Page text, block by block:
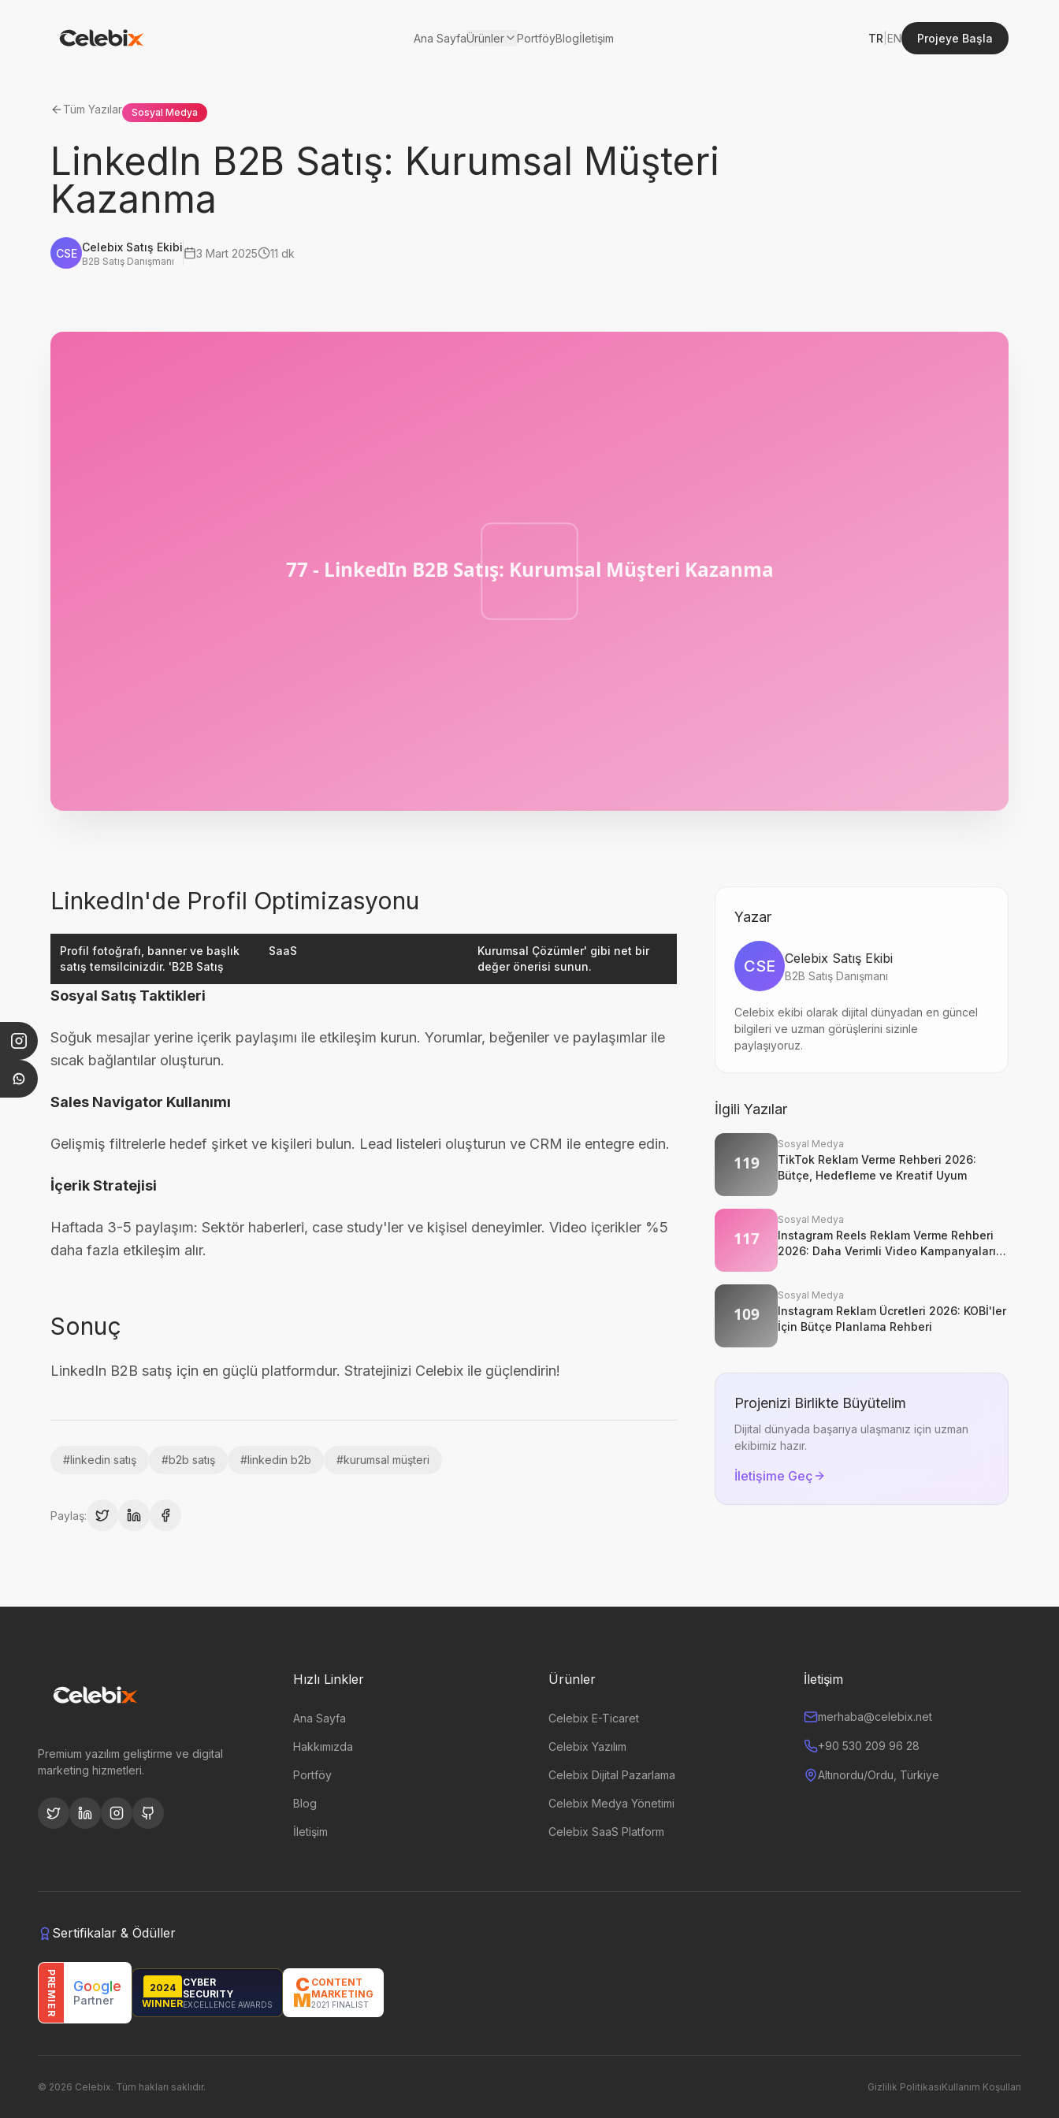
Ana SayfaÜrünler PortföyBlogİletişim TR EN Projeye Başla
Tüm Yazılar Sosyal Medya
LinkedIn B2B Satış: Kurumsal Müşteri
Kazanma
CSE Celebix Satış Ekibi
B2B Satış Danışmanı
3 Mart 2025 11 dk
LinkedIn'de Profil Optimizasyonu
Profil fotoğrafı, banner ve başlık
satış temsilcinizdir. 'B2B Satış
SaaS
Kurumsal Çözümler' gibi net bir
değer önerisi sunun.
Sosyal Satış Taktikleri
Soğuk mesajlar yerine içerik paylaşımı ile etkileşim kurun. Yorumlar, beğeniler ve paylaşımlar ile
sıcak bağlantılar oluşturun.
Sales Navigator Kullanımı
Gelişmiş filtrelerle hedef şirket ve kişileri bulun. Lead listeleri oluşturun ve CRM ile entegre edin.
İçerik Stratejisi
Haftada 3-5 paylaşım: Sektör haberleri, case study'ler ve kişisel deneyimler. Video içerikler %5
daha fazla etkileşim alır.
Sonuç
LinkedIn B2B satış için en güçlü platformdur. Stratejinizi Celebix ile güçlendirin!
#linkedin satış #b2b satış #linkedin b2b #kurumsal müşteri
Paylaş:
Yazar
CSE Celebix Satış Ekibi
B2B Satış Danışmanı
Celebix ekibi olarak dijital dünyadan en güncel
bilgileri ve uzman görüşlerini sizinle
paylaşıyoruz.
İlgili Yazılar
Sosyal Medya
TikTok Reklam Verme Rehberi 2026:
Bütçe, Hedefleme ve Kreatif Uyum
Sosyal Medya
Instagram Reels Reklam Verme Rehberi
2026: Daha Verimli Video Kampanyaları
Nasıl Kurulur?
Sosyal Medya
Instagram Reklam Ücretleri 2026: KOBİ'ler
İçin Bütçe Planlama Rehberi
Projenizi Birlikte Büyütelim
Dijital dünyada başarıya ulaşmanız için uzman
ekibimiz hazır.
İletişime Geç
Premium yazılım geliştirme ve digital
marketing hizmetleri.
Hızlı Linkler
Ana Sayfa
Hakkımızda
Portföy
Blog
İletişim
Ürünler
Celebix E-Ticaret
Celebix Yazılım
Celebix Dijital Pazarlama
Celebix Medya Yönetimi
Celebix SaaS Platform
İletişim
merhaba@celebix.net
+90 530 209 96 28
Altınordu/Ordu, Türkiye
Sertifikalar & Ödüller
PREMIER Google
Partner
2024
WINNER
CYBER
SECURITY
EXCELLENCE AWARDS
C
M
CONTENT
MARKETING
2021 FINALIST
© 2026 Celebix. Tüm hakları saklıdır. Gizlilik PolitikasıKullanım Koşulları